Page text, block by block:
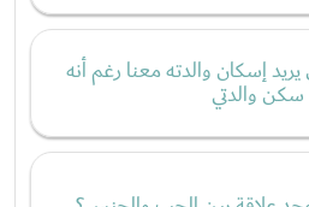
إسكان والدته معنا رغم أنه
والدتي